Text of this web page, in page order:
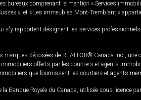
bureaux comprenant la mention « Services
», et « Les immeubles Mont-Tremblant »
rapportent désignent les services
marques déposées de REALTOR® Canada Inc.,
offerts par les courtiers et agents
que fournissent les courtiers et agents
la Banque Royale du Canada, utilisée sous licence